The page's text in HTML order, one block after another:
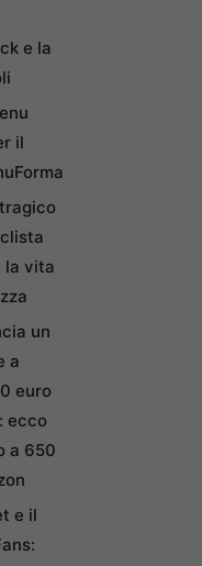
e la
il
la vita
un
a
euro
ecco
a 650
e il